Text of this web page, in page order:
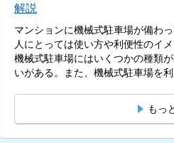
解説
マンションに機械式駐車場が備わ
人にとっては使い方や利便性のイ
機械式駐車場にはいくつかの種類
いがある。また、機械式駐車場を
もっ